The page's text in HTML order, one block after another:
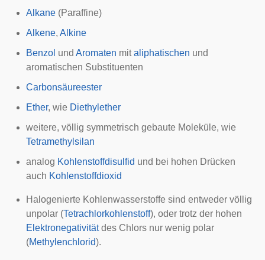
Alkane (Paraffine)
Alkene, Alkine
Benzol und Aromaten mitaliphatischen und
aromatischen Substituenten
Carbonsäureester
Ether, wie Diethylether
weitere, völlig symmetrisch gebaute Moleküle, wie
Tetramethylsilan
analog Kohlenstoffdisulfid und bei hohen Drücken
auch Kohlenstoffdioxid
Halogenierte Kohlenwasserstoffe sind entweder völlig
unpolar (Tetrachlorkohlenstoff), oder trotz der hohen
Elektronegativitätdes Chlors nur wenig polar
(Methylenchlorid).